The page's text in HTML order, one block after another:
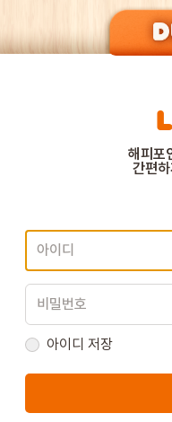
DUNKIN’ OF
MENU
EVENT
STORE
해피포
간편
아이디 저장